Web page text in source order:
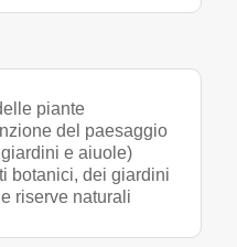
piante
del paesaggio
e aiuole)
botanici, dei giardini
riserve naturali